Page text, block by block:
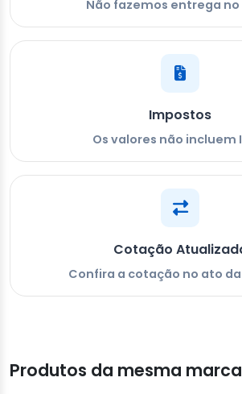
Não fazemos entrega no
Impostos
Os valores não incluem
Cotação
Confira a cotação no ato
Produtos da mesma marca